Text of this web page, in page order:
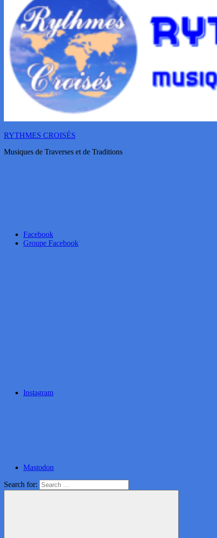
RYTHMES CROISÉS
Musiques de Traverses et de Traditions
Facebook
Groupe Facebook
Instagram
Mastodon
Search for: